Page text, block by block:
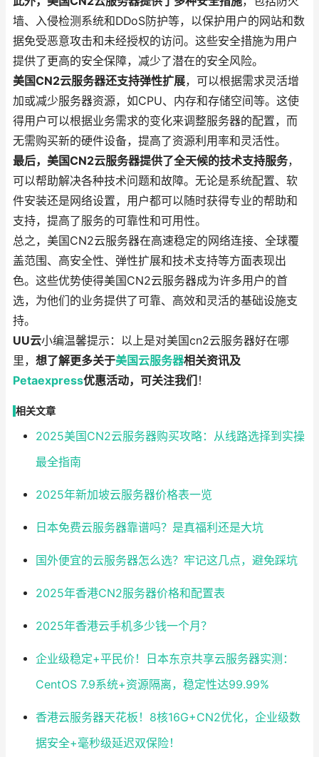
墙、入侵检测系统和DDoS防护等，以保护用户的网站和数
据免受恶意攻击和未经授权的访问。这些安全措施为用户
提供了更高的安全保障，减少了潜在的安全风险。
美国CN2云服务器还支持弹性扩展，可以根据需求灵活增
加或减少服务器资源，如CPU、内存和存储空间等。这使
得用户可以根据业务需求的变化来调整服务器的配置，而
无需购买新的硬件设备，提高了资源利用率和灵活性。
最后，美国CN2云服务器提供了全天候的技术支持服务，
可以帮助解决各种技术问题和故障。无论是系统配置、软
件安装还是网络设置，用户都可以随时获得专业的帮助和
支持，提高了服务的可靠性和可用性。
总之，美国CN2云服务器在高速稳定的网络连接、全球覆
盖范围、高安全性、弹性扩展和技术支持等方面表现出
色。这些优势使得美国CN2云服务器成为许多用户的首
选，为他们的业务提供了可靠、高效和灵活的基础设施支
持。
UU云小编温馨提示：以上是对美国cn2云服务器好在哪
里， 想了解更多关于美国云服务器相关资讯及
Petaexpress优惠活动，可关注我们 ！
相关文章
2025美国CN2云服务器购买攻略：从线路选择到实操
最全指南
2025年新加坡云服务器价格表一览
日本免费云服务器靠谱吗？是真福利还是大坑
国外便宜的云服务器怎么选？牢记这几点，避免踩坑
2025年香港CN2服务器价格和配置表
2025年香港云手机多少钱一个月？
企业级稳定+平民价！日本东京共享云服务器实测：
CentOS 7.9系统+资源隔离，稳定性达99.99%
香港云服务器天花板！8核16G+CN2优化，企业级数
据安全+毫秒级延迟双保险！